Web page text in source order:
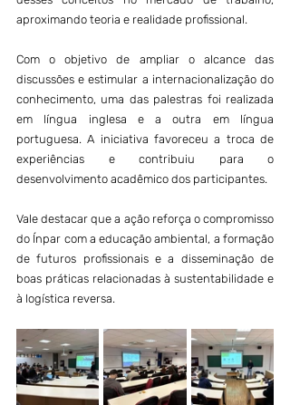
aproximando teoria e realidade profissional.
Com o objetivo de ampliar o alcance das
discussões e estimular a internacionalização do
conhecimento, uma das palestras foi realizada
em língua inglesa e a outra em língua
portuguesa. A iniciativa favoreceu a troca de
experiências e contribuiu para o
desenvolvimento acadêmico dos participantes.
Vale destacar que a ação reforça o compromisso
do Ínpar com a educação ambiental, a formação
de futuros profissionais e a disseminação de
boas práticas relacionadas à sustentabilidade e
à logística reversa.